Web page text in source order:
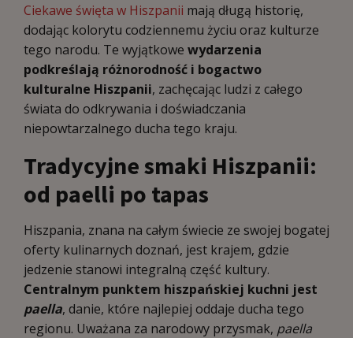
Ciekawe święta w Hiszpanii mają długą historię,
dodając kolorytu codziennemu życiu oraz kulturze
tego narodu. Te wyjątkowe wydarzenia
podkreślają różnorodność i bogactwo
kulturalne Hiszpanii, zachęcając ludzi z całego
świata do odkrywania i doświadczania
niepowtarzalnego ducha tego kraju.
Tradycyjne smaki Hiszpanii:
od paelli po tapas
Hiszpania, znana na całym świecie ze swojej bogatej
oferty kulinarnych doznań, jest krajem, gdzie
jedzenie stanowi integralną część kultury.
Centralnym punktem hiszpańskiej kuchni jest
paella, danie, które najlepiej oddaje ducha tego
regionu. Uważana za narodowy przysmak, paella